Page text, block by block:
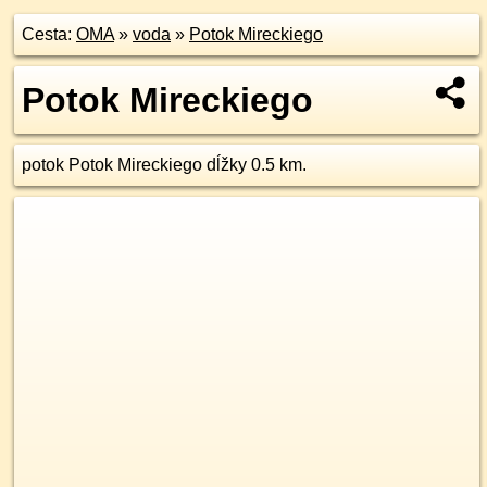
Cesta: OMA» voda » Potok Mireckiego
Potok Mireckiego
potok Potok Mireckiego dĺžky 0.5 km.